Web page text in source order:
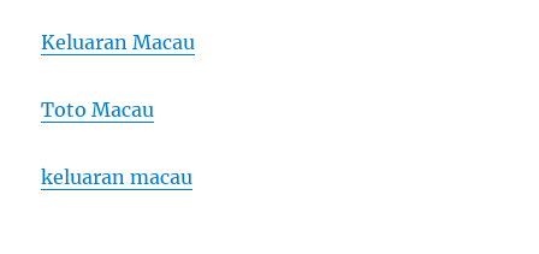
Keluaran Macau
Toto Macau
keluaran macau